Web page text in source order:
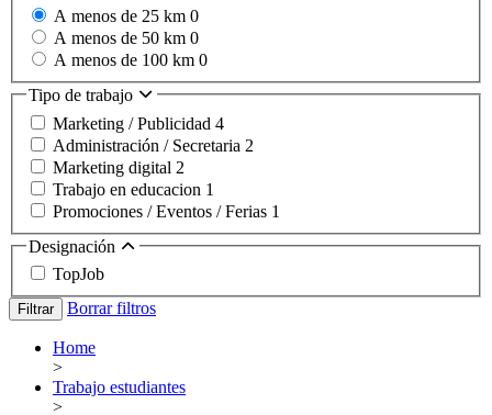
A menos de 25 km 0
A menos de 50 km 0
A menos de 100 km 0
Tipo de trabajo
Marketing / Publicidad 4
Administración / Secretaria 2
Marketing digital 2
Trabajo en educacion 1
Promociones / Eventos / Ferias 1
Designación
TopJob
Filtrar Borrar filtros
Home
>
Trabajo estudiantes
>